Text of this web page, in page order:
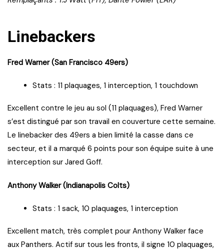
Linebackers
Fred Warner (San Francisco 49ers)
Stats : 11 plaquages, 1 interception, 1 touchdown
Excellent contre le jeu au sol (11 plaquages), Fred Warner
s’est distingué par son travail en couverture cette semaine.
Le linebacker des 49ers a bien limité la casse dans ce
secteur, et il a marqué 6 points pour son équipe suite à une
interception sur Jared Goff.
Anthony Walker (Indianapolis Colts)
Stats : 1 sack, 10 plaquages, 1 interception
Excellent match, très complet pour Anthony Walker face
aux Panthers. Actif sur tous les fronts, il signe 10 plaquages,